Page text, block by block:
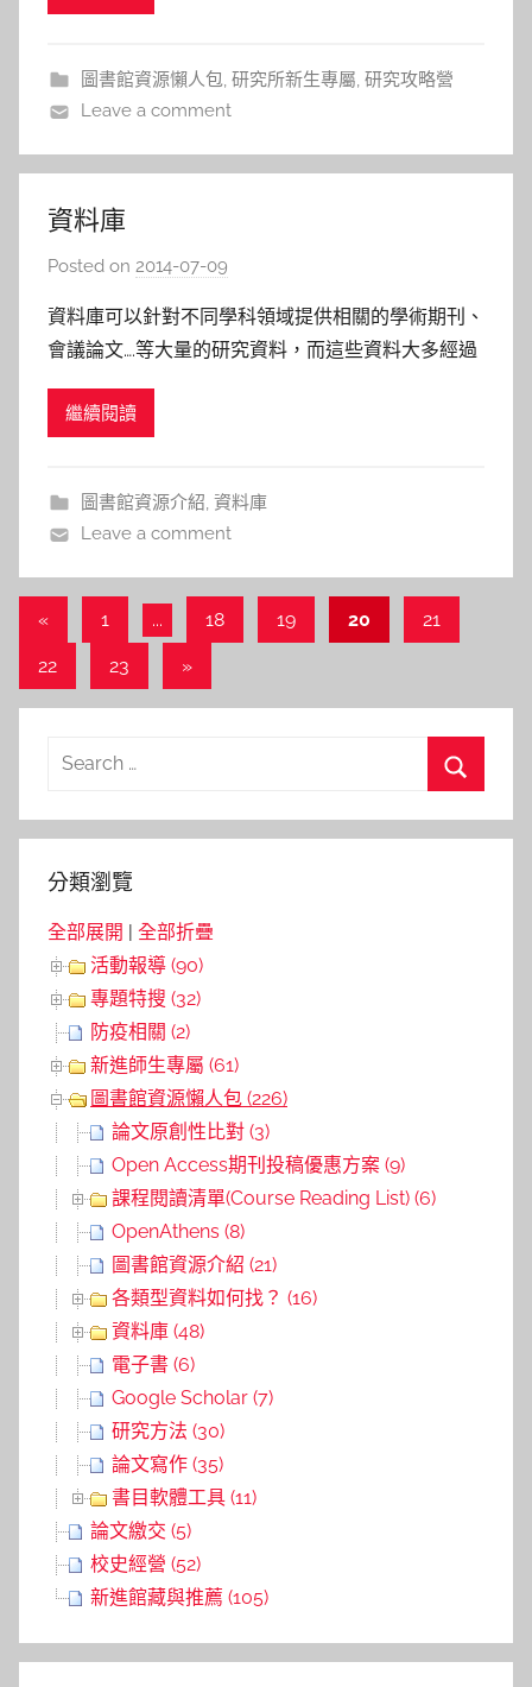
l
a
l
圖書館資源懶人包, 研究所新生專屬, 研究攻略營
Leave a comment
資料庫
Posted on 2014-07-09
s
h
l
a
l
資料庫可以針對不同學科領域提供相關的學術期刊、
會議論文….等大量的研究資料，而這些資料大多經過
料庫，您可至資料庫檢索檢索框輸入「IEEE」、
繼續閱讀
圖書館資源介紹, 資料庫
Leave a comment
文
章
導
«Previous
1 ... 18 19 20 21
22 23
Next
»
Search
分類瀏覽
全部展開
全部折疊
活動報導 (90)
專題特搜 (32)
防疫相關 (2)
新進師生專屬 (61)
圖書館資源懶人包 (226)
論文原創性比對 (3)
Open Access期刊投稿優惠方案 (9)
課程閱讀清單(Course Reading List) (6)
OpenAthens (8)
圖書館資源介紹 (21)
各類型資料如何找？ (16)
資料庫 (48)
電子書 (6)
Google Scholar (7)
研究方法 (30)
論文寫作 (35)
書目軟體工具 (11)
論文繳交 (5)
校史經營 (52)
新進館藏與推薦 (105)